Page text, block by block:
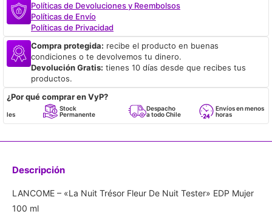
Políticas de Devoluciones y Reembolsos
Políticas de Envío
Políticas de Privacidad
Compra protegida: recibe el producto en buenas
condiciones o te devolvemos tu dinero.
Devolución Gratis: tienes 10 días desde que recibes tus
productos.
¿Por qué comprar en VyP?
Stock
Permanente
Despacho
a todo Chile
Envíos en menos de 24
horas
Descripción
LANCOME – «La Nuit Trésor Fleur De Nuit Tester» EDP Mujer
100 ml